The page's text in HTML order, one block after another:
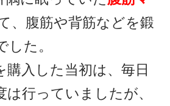
、腹筋や背筋などを鍛
した。
購入した当初は、毎日
は行っていましたが、